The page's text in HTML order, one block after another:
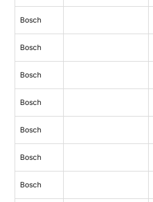
Bosch
Bosch
Bosch
Bosch
Bosch
Bosch
Bosch